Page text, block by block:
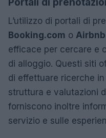
L’utilizzo di portali di
Booking.com o Airbnb
efficace per cercare e
di alloggio. Questi siti
di effettuare ricerche
struttura e valutazioni
forniscono inoltre
servizio e sulle